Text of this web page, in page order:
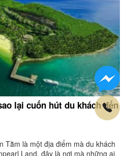
lại cuốn hút du khách đến
Tằm là một địa điểm mà du khách
Land, đây là nơi mà những ai